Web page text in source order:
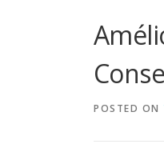
POSTED ON